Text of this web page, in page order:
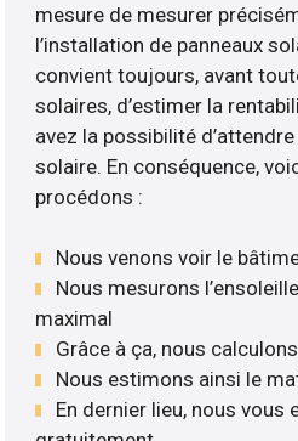
mesure de mesurer
l’installation de panneaux
convient toujours, avant
solaires, d’estimer la
avez la possibilité
solaire. En conséquence,
procédons :
Nous venons voir le
Nous mesurons
maximal
Grâce à ça, nous
Nous estimons ainsi le
En dernier lieu, nous vous